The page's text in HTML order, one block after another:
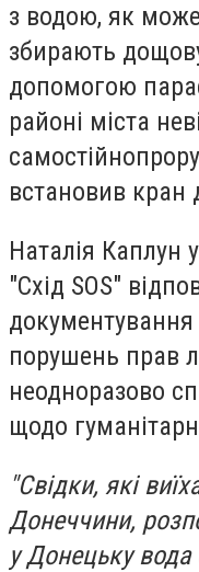
з водою, як
збирають
допомогою
районі міста
самостійно
встановив кран
Наталія Каплун
"Схід SOS"
порушень прав
неодноразово
щодо
"Свідки, які
Донеччини,
у Донецьку вода